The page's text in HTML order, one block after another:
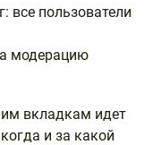
все пользователи
модерацию
вкладкам идет
и за какой